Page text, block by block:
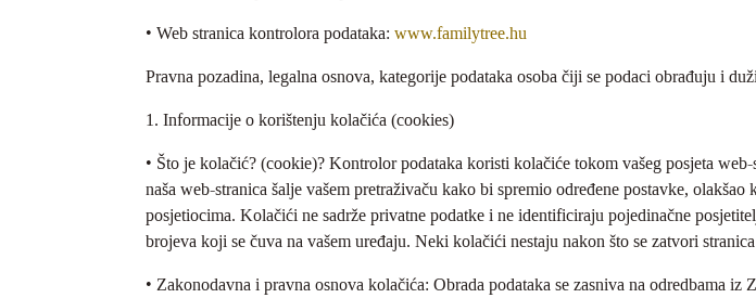
• Web stranica kontrolora podataka:www.familytree.hu
Pravna pozadina, legalna osnova, kategorije podataka osoba čiji se podaci obrađuju i
1. Informacije o korištenju kolačića (cookies)
• Što je kolačić? (cookie)? Kontrolor podataka koristi kolačiće tokom vašeg posjeta
naša web-stranica šalje vašem pretraživaču kako bi spremio određene postavke,
posjetiocima. Kolačići ne sadrže privatne podatke i ne identificiraju pojedinačne
brojeva koji se čuva na vašem uređaju. Neki kolačići nestaju nakon što se zatvori
• Zakonodavna i pravna osnova kolačića: Obrada podataka se zasniva na odredbama